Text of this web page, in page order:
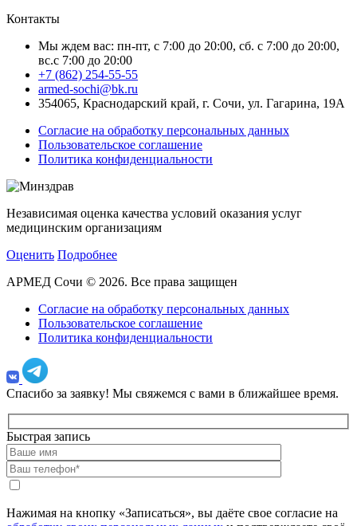
Контакты
Мы ждем вас: пн-пт, с 7:00 до 20:00, сб. с 7:00 до 20:00,
вс.с 7:00 до 20:00
+7 (862) 254-55-55
armed-sochi@bk.ru
354065, Краснодарский край, г. Сочи, ул. Гагарина, 19А
Согласие на обработку персональных данных
Пользовательское соглашение
Политика конфиденциальности
Независимая оценка качества условий оказания услуг
медицинским организациям
Оценить Подробнее
АРМЕД Сочи © 2026. Все права защищен
Согласие на обработку персональных данных
Пользовательское соглашение
Политика конфиденциальности
Спасибо за заявку! Мы свяжемся с вами в ближайшее время.
Быстрая запись
Нажимая на кнопку «Записаться», вы даёте свое согласие на